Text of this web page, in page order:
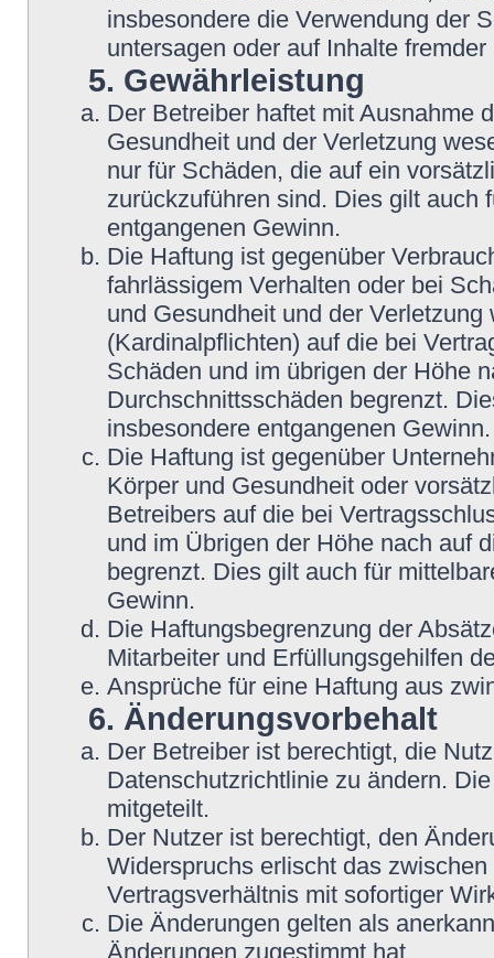
insbesondere die Verwendung der
untersagen oder auf Inhalte
5. Gewährleistung
Der Betreiber haftet mit Ausnahme
Gesundheit und der Verletzung
nur für Schäden, die auf ein
zurückzuführen sind. Dies gilt auch
entgangenen Gewinn.
Die Haftung ist gegenüber
fahrlässigem Verhalten oder bei
und Gesundheit und der
(Kardinalpflichten) auf die bei
Schäden und im übrigen der Höhe
Durchschnittsschäden begrenzt.
insbesondere entgangenen Gewinn.
Die Haftung ist gegenüber
Körper und Gesundheit oder
Betreibers auf die bei
und im Übrigen der Höhe nach auf
begrenzt. Dies gilt auch für
Gewinn.
Die Haftungsbegrenzung der
Mitarbeiter und Erfüllungsgehilfen
Ansprüche für eine Haftung aus
6. Änderungsvorbehalt
Der Betreiber ist berechtigt, die
Datenschutzrichtlinie zu ändern.
mitgeteilt.
Der Nutzer ist berechtigt, den
Widerspruchs erlischt das
Vertragsverhältnis mit sofortiger
Die Änderungen gelten als
Änderungen zugestimmt hat.